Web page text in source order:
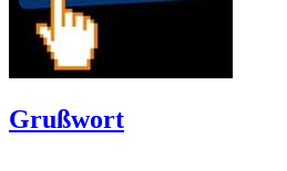
Grußwort